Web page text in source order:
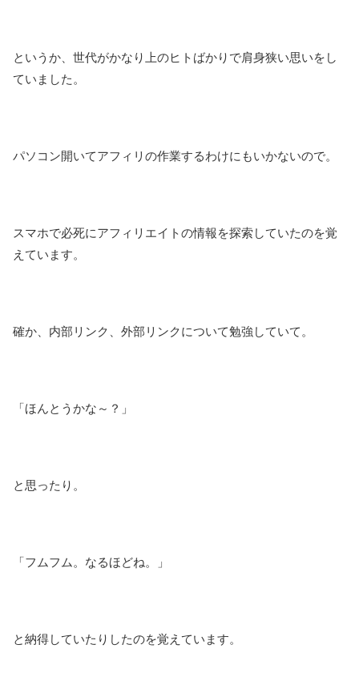
というか、世代がかなり上のヒトばかりで肩身狭い思いをし
ていました。
パソコン開いてアフィリの作業するわけにもいかないので。
スマホで必死にアフィリエイトの情報を探索していたのを覚
えています。
確か、内部リンク、外部リンクについて勉強していて。
「ほんとうかな～？」
と思ったり。
「フムフム。なるほどね。」
と納得していたりしたのを覚えています。